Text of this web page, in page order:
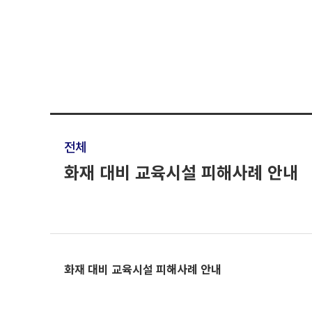
전체
화재 대비 교육시설 피해사례 안내
화재 대비 교육시설 피해사례 안내